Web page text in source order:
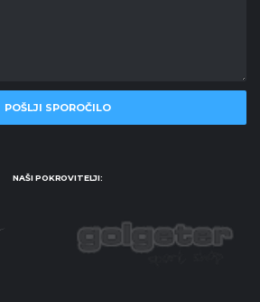
NAŠI POKROVITELJI: